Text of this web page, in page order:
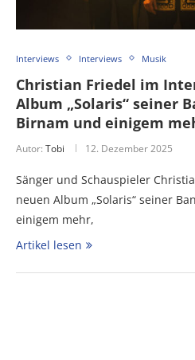
Interviews Interviews Musik
Christian Friedel im
Album „Solaris“ seiner
Birnam und einigem
Autor: Tobi 12. Dezember 2025
Sänger und Schauspieler
neuen Album „Solaris“ seiner
einigem mehr,
Artikel lesen